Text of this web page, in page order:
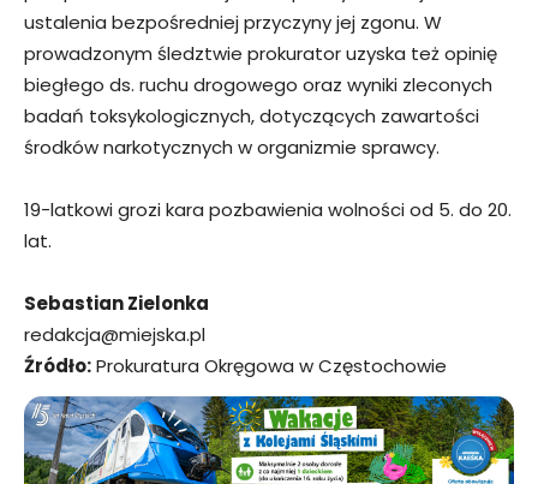
ustalenia bezpośredniej przyczyny jej zgonu. W
prowadzonym śledztwie prokurator uzyska też opinię
biegłego ds. ruchu drogowego oraz wyniki zleconych
badań toksykologicznych, dotyczących zawartości
środków narkotycznych w organizmie sprawcy.
19-latkowi grozi kara pozbawienia wolności od 5. do 20.
lat.
Sebastian Zielonka
redakcja@miejska.pl
Źródło:Prokuratura Okręgowa w Częstochowie